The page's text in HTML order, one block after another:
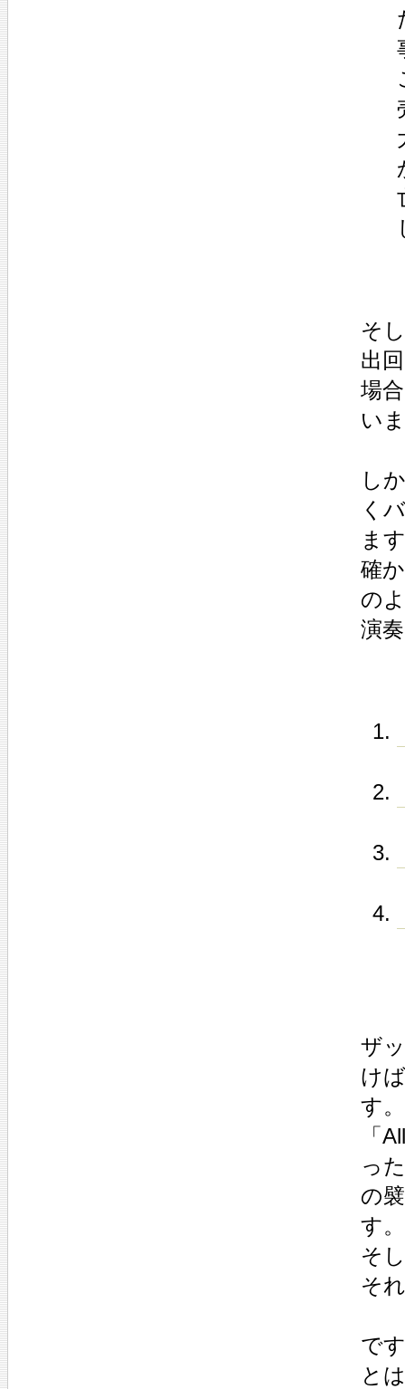
そ
出
場
い
し
く
ま
確
の
演
ザ
け
す。
「
っ
の
す。
そ
そ
で
と